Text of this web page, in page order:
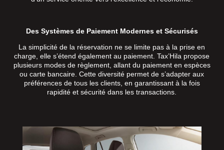
Des Systèmes de Paiement Modernes et Sécurisés
La simplicité de la réservation ne se limite pas à la prise en
charge, elle s’étend également au paiement. Tax’Hila propose
plusieurs modes de règlement, allant du paiement en espèces
ou carte bancaire. Cette diversité permet de s’adapter aux
préférences de tous les clients, en garantissant à la fois
rapidité et sécurité dans les transactions.